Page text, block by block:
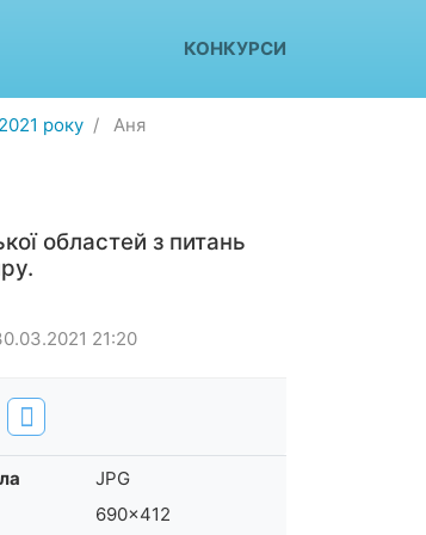
КОНКУРСИ
року Аня
областей з питань
21:20
JPG
690×412